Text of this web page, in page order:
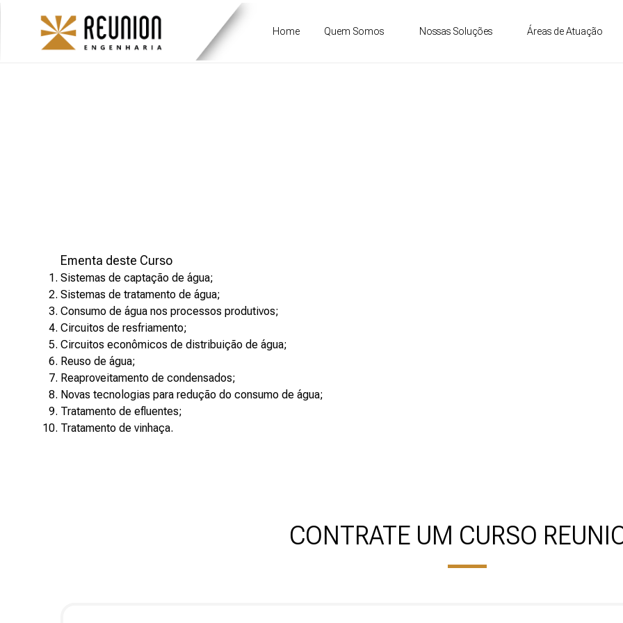
Home Quem Somos Nossas Soluções Áreas de Atuação
Ementa deste Curso
Sistemas de captação de água;
Sistemas de tratamento de água;
Consumo de água nos processos produtivos;
Circuitos de resfriamento;
Circuitos econômicos de distribuição de água;
Reuso de água;
Reaproveitamento de condensados;
Novas tecnologias para redução do consumo de água;
Tratamento de efluentes;
Tratamento de vinhaça.
CONTRATE UM CURSO